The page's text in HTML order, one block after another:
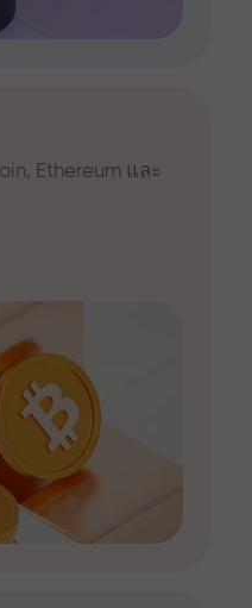
Ethereum และ